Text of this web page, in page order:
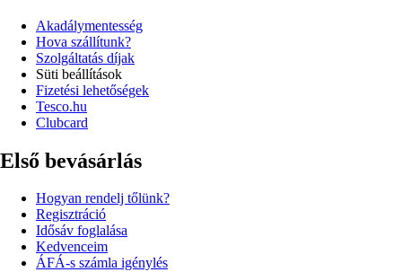
Akadálymentesség
Hova szállítunk?
Szolgáltatás díjak
Süti beállítások
Fizetési lehetőségek
Tesco.hu
Clubcard
Első bevásárlás
Hogyan rendelj tőlünk?
Regisztráció
Idősáv foglalása
Kedvenceim
ÁFÁ-s számla igénylés